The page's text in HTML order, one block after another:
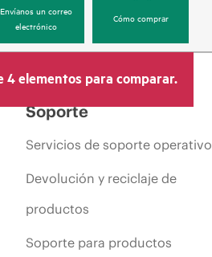
Envíanos un correo
electrónico
Cómo comprar
4 elementos para comparar.
Soporte
Servicios de soporte operativo
Devolución y reciclaje de
productos
Soporte para productos